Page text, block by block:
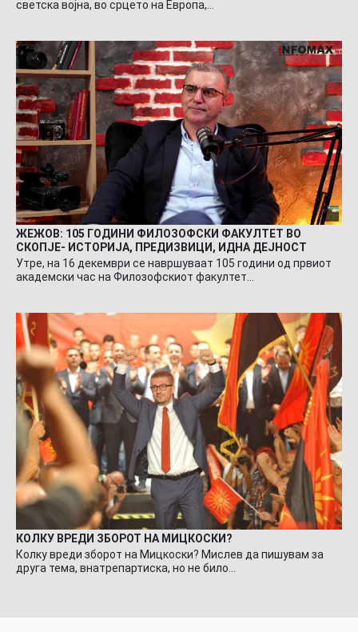
светска војна, во срцето на Европа,…
ЖЕЖОВ: 105 ГОДИНИ ФИЛОЗОФСКИ ФАКУЛТЕТ ВО
СКОПЈЕ- ИСТОРИЈА, ПРЕДИЗВИЦИ, ИДНА ДЕЈНОСТ
Утре, на 16 декември се навршуваат 105 години од првиот
академски час на Филозофскиот факултет…
КОЛКУ ВРЕДИ ЗБОРОТ НА МИЦКОСКИ?
Колку вреди зборот на Мицкоски? Мислев да пишувам за
друга тема, внатрепартиска, но не било…